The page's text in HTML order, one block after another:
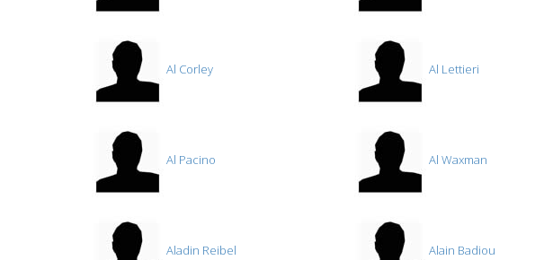
Al Corley Al Lettieri
Al Pacino Al Waxman
Aladin Reibel Alain Badiou